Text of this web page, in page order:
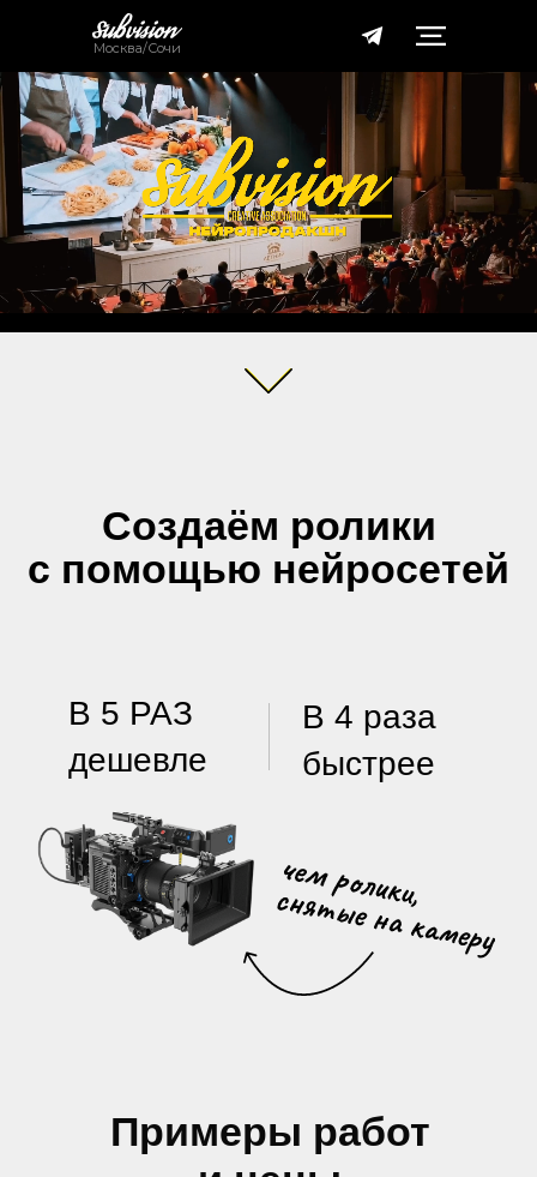
Москва/Сочи
В 4 раза
быстрее
В 5 РАЗ
дешевле
Создаём ролики
Примеры работ
и цены